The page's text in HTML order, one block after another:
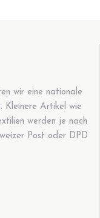
wir eine nationale
Kleinere Artikel wie
werden je nach
Post oder DPD